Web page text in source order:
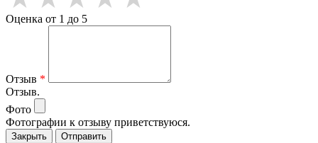
Оценка от 1 до 5
Отзыв *
Отзыв.
Фото
Фотографии к отзыву приветствуюся.
Закрыть Отправить